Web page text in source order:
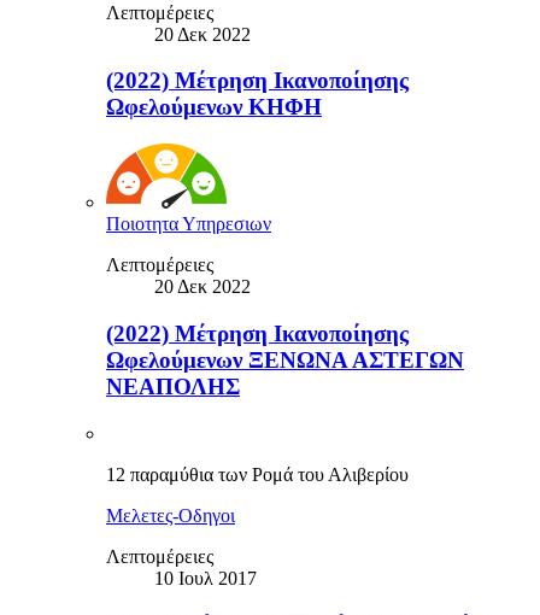
Λεπτομέρειες
20 Δεκ 2022
(2022) Μέτρηση Ικανοποίησης
Ωφελούμενων ΚΗΦΗ
Ποιοτητα Υπηρεσιων
Λεπτομέρειες
20 Δεκ 2022
(2022) Μέτρηση Ικανοποίησης
Ωφελούμενων ΞΕΝΩΝΑ ΑΣΤΕΓΩΝ
ΝΕΑΠΟΛΗΣ
12 παραμύθια των Ρομά του Αλιβερίου
Μελετες-Οδηγοι
Λεπτομέρειες
10 Ιουλ 2017